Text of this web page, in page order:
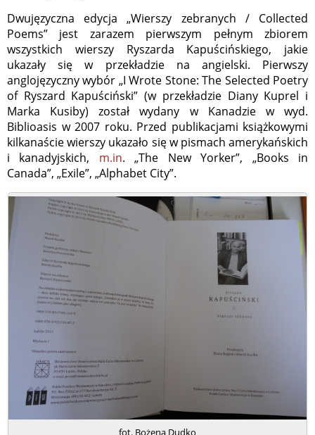
Dwujęzyczna edycja „Wierszy zebranych / Collected
Poems” jest zarazem pierwszym pełnym zbiorem
wszystkich wierszy Ryszarda Kapuścińskiego, jakie
ukazały się w przekładzie na angielski. Pierwszy
anglojęzyczny wybór „I Wrote Stone: The Selected Poetry
of Ryszard Kapuściński” (w przekładzie Diany Kuprel i
Marka Kusiby) został wydany w Kanadzie w wyd.
Biblioasis w 2007 roku. Przed publikacjami książkowymi
kilkanaście wierszy ukazało się w pismach amerykańskich
i kanadyjskich, m.in. „The New Yorker”, „Books in
Canada”, „Exile”, „Alphabet City”.
fot. Bożena Dudko